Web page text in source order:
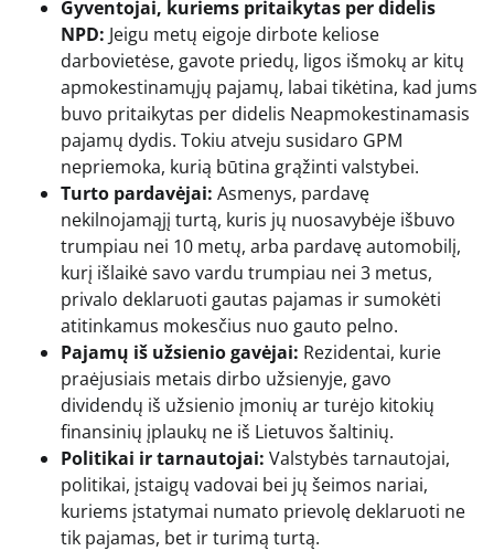
Gyventojai, kuriems pritaikytas per didelis
NPD: Jeigu metų eigoje dirbote keliose
darbovietėse, gavote priedų, ligos išmokų ar kitų
apmokestinamųjų pajamų, labai tikėtina, kad jums
buvo pritaikytas per didelis Neapmokestinamasis
pajamų dydis. Tokiu atveju susidaro GPM
nepriemoka, kurią būtina grąžinti valstybei.
Turto pardavėjai: Asmenys, pardavę
nekilnojamąjį turtą, kuris jų nuosavybėje išbuvo
trumpiau nei 10 metų, arba pardavę automobilį,
kurį išlaikė savo vardu trumpiau nei 3 metus,
privalo deklaruoti gautas pajamas ir sumokėti
atitinkamus mokesčius nuo gauto pelno.
Pajamų iš užsienio gavėjai: Rezidentai, kurie
praėjusiais metais dirbo užsienyje, gavo
dividendų iš užsienio įmonių ar turėjo kitokių
finansinių įplaukų ne iš Lietuvos šaltinių.
Politikai ir tarnautojai: Valstybės tarnautojai,
politikai, įstaigų vadovai bei jų šeimos nariai,
kuriems įstatymai numato prievolę deklaruoti ne
tik pajamas, bet ir turimą turtą.